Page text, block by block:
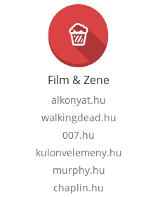
Film & Zene
alkonyat.hu
walkingdead.hu
007.hu
kulonvelemeny.hu
murphy.hu
chaplin.hu